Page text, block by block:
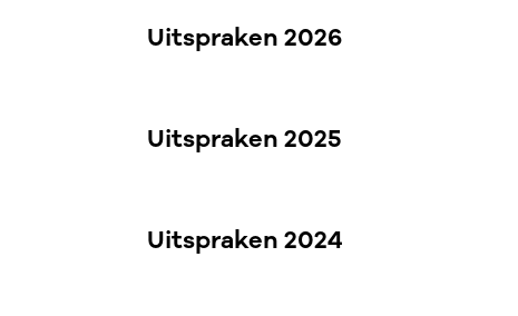
Uitspraken 2026
Uitspraken 2025
Uitspraken 2024